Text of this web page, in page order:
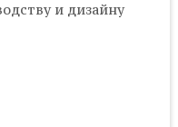
и дизайну